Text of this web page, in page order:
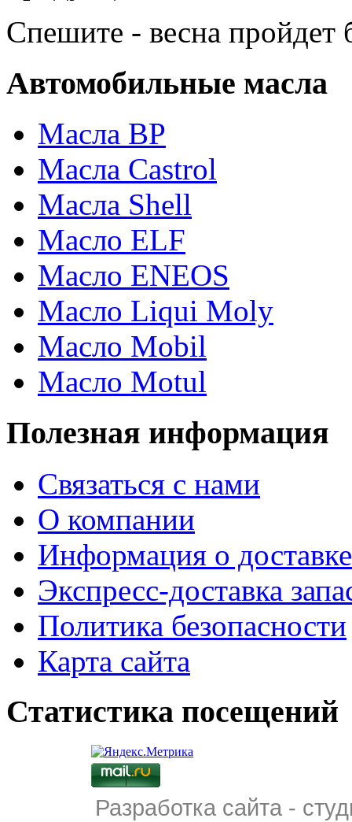
Спешите - весна пройдет
Автомобильные масла
Масла BP
Масла Castrol
Масла Shell
Масло ELF
Масло ENEOS
Масло Liqui Moly
Масло Mobil
Масло Motul
Полезная информация
Связаться с нами
О компании
Информация о доставке
Экспресс-доставка
Политика безопасности
Карта сайта
Статистика посещений
Разработка сайта -